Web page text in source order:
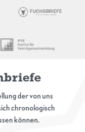
der von uns
chronologisch
können.